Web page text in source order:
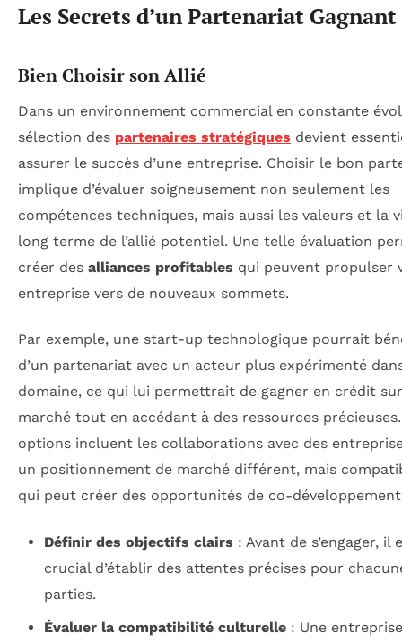
Les Secrets d’un Partenariat Gagnant
Bien Choisir son Allié
Dans un environnement commercial en constante
sélection des partenaires stratégiques devient
assurer le succès d’une entreprise. Choisir le bon
implique d’évaluer soigneusement non seulement les
compétences techniques, mais aussi les valeurs et la
long terme de l’allié potentiel. Une telle évaluation
créer des alliances profitables qui peuvent propulser
entreprise vers de nouveaux sommets.
Par exemple, une start-up technologique pourrait
d’un partenariat avec un acteur plus expérimenté
domaine, ce qui lui permettrait de gagner en crédit
marché tout en accédant à des ressources précieuses.
options incluent les collaborations avec des
un positionnement de marché différent, mais
qui peut créer des opportunités de co-
Définir des objectifs clairs : Avant de s’engager, il
crucial d’établir des attentes précises pour
parties.
Évaluer la compatibilité culturelle: Une